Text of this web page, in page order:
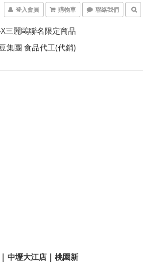
登入會員 購物車 聯絡我們
三麗鷗聯名限定商品
集團 食品代工(代銷)
中壢大江店 | 桃園新